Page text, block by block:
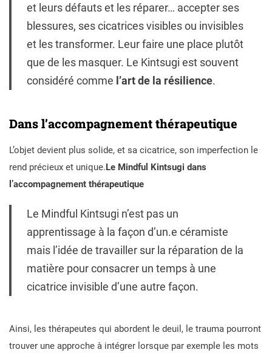
et leurs défauts et les réparer… accepter ses
blessures, ses cicatrices visibles ou invisibles
et les transformer. Leur faire une place plutôt
que de les masquer. Le Kintsugi est souvent
considéré comme l’art de la résilience.
Dans l’accompagnement thérapeutique
L’objet devient plus solide, et sa cicatrice, son imperfection le
rend précieux et unique.Le Mindful Kintsugi dans
l’accompagnement thérapeutique
Le Mindful Kintsugi n’est pas un
apprentissage à la façon d’un.e céramiste
mais l’idée de travailler sur la réparation de la
matière pour consacrer un temps à une
cicatrice invisible d’une autre façon.
Ainsi, les thérapeutes qui abordent le deuil, le trauma pourront
trouver une approche à intégrer lorsque par exemple les mots